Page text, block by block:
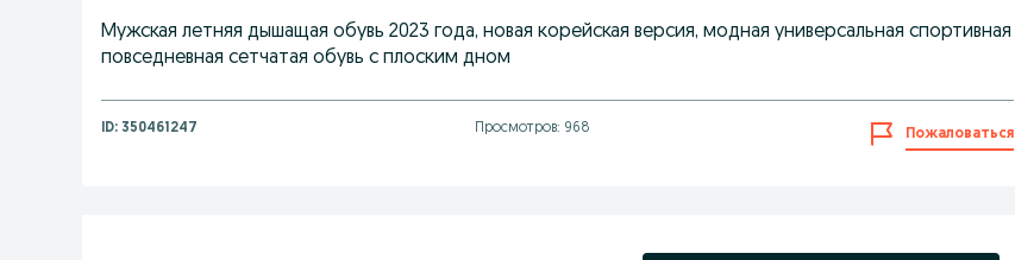
Мужская летняя дышащая обувь 2023 года, новая корейская версия, модная универсальная спортивная
повседневная сетчатая обувь с плоским дном
ID: 350461247 Просмотров: 968 Пожаловаться